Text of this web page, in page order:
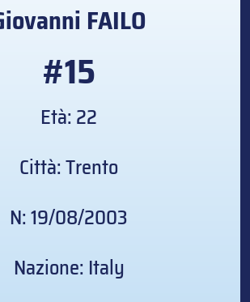
FAILO
#15
Età: 22
Città: Trento
N: 19/08/2003
Nazione: Italy